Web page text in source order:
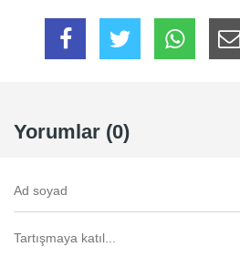
Yorumlar (0)